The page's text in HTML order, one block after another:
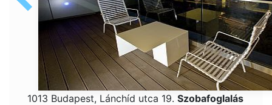
1013 Budapest, Lánchíd utca 19. Szobafoglalás